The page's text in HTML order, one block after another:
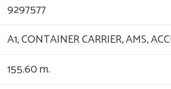
9297577
A1, CONTAINER CARRIER, AMS,
155.60 m.